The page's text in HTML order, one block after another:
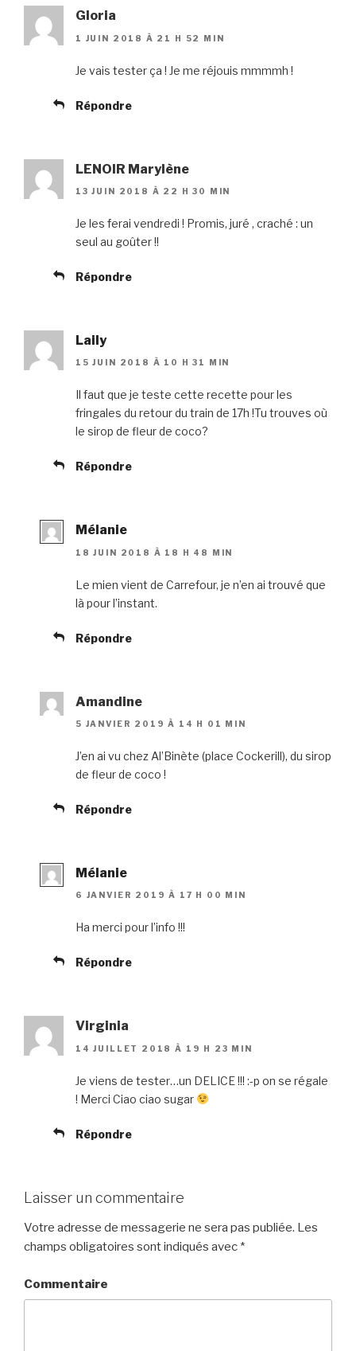
Gloria
1 JUIN 2018 À 21 H 52 MIN
Je vais tester ça ! Je me réjouis mmmmh !
Répondre
LENOIR Marylène
13 JUIN 2018 À 22 H 30 MIN
Je les ferai vendredi ! Promis, juré , craché : un
seul au goûter !!
Répondre
Laily
15 JUIN 2018 À 10 H 31 MIN
Il faut que je teste cette recette pour les
fringales du retour du train de 17h !Tu trouves où
le sirop de fleur de coco?
Répondre
Mélanie
18 JUIN 2018 À 18 H 48 MIN
Le mien vient de Carrefour, je n’en ai trouvé que
là pour l’instant.
Répondre
Amandine
5 JANVIER 2019 À 14 H 01 MIN
J’en ai vu chez Al’Binète (place Cockerill), du sirop
de fleur de coco !
Répondre
Mélanie
6 JANVIER 2019 À 17 H 00 MIN
Ha merci pour l’info !!!
Répondre
Virginia
14 JUILLET 2018 À 19 H 23 MIN
Je viens de tester…un DELICE !!! :-p on se régale
! Merci Ciao ciao sugar
Répondre
Laisser un commentaire
Votre adresse de messagerie ne sera pas publiée. Les
champs obligatoires sont indiqués avec *
Commentaire